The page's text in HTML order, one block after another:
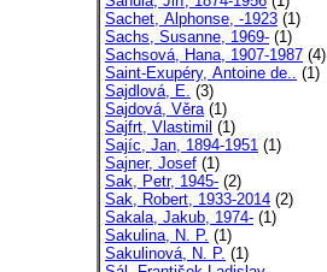
Sachet, Alphonse, -1923 (1)
Sachs, Susanne, 1969- (1)
Sachsová, Hana, 1907-1987 (4)
Saint-Exupéry, Antoine de.. (1)
Sajdlová, E. (3)
Sajdová, Věra(1)
Sajfrt, Vlastimil (1)
Sajíc, Jan, 1894-1951 (1)
Sajner, Josef (1)
Sak, Petr, 1945- (2)
Sak, Robert, 1933-2014 (2)
Sakala, Jakub, 1974- (1)
Sakulina, N. P. (1)
Sakulinová, N. P. (1)